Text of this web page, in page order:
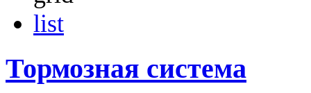
list
Тормозная система